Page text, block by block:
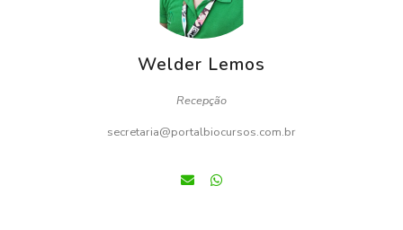
Welder Lemos
Recepção
secretaria@portalbiocursos.com.br